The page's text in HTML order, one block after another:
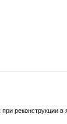
реконструкции в